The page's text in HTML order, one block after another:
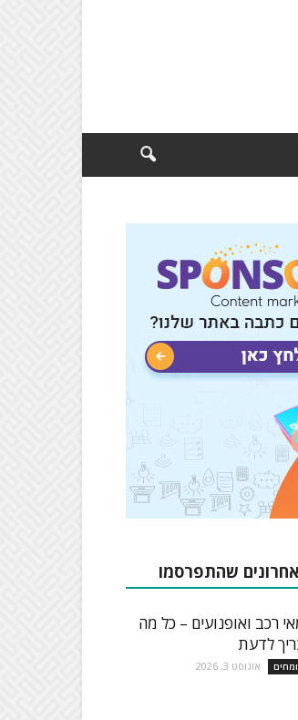
שהתפרסמו
רכב ואופנועים – כל מה
לדעת
אוגוסט 3, 2026